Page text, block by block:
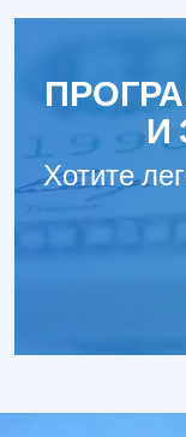
И
Хотите